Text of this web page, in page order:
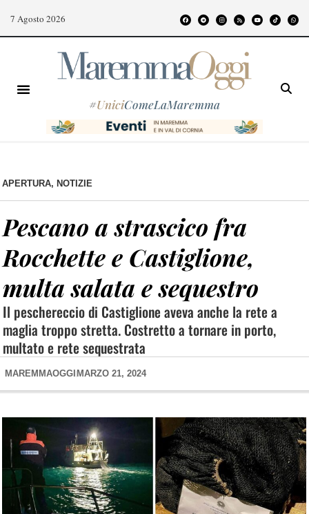
7 Agosto 2026
#UniciComeLaMaremma
APERTURA, NOTIZIE
Pescano a strascico fra
Rocchette e Castiglione,
multa salata e sequestro
Il peschereccio di Castiglione aveva anche la rete a
maglia troppo stretta. Costretto a tornare in porto,
multato e rete sequestrata
MAREMMAOGGI MARZO 21, 2024